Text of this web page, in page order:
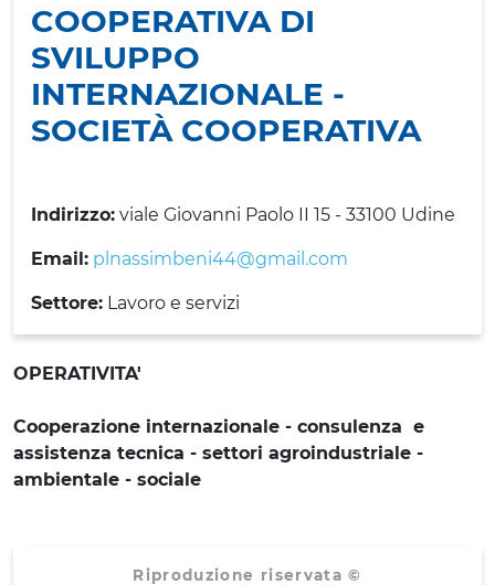
COOPERATIVA DI
SVILUPPO
INTERNAZIONALE -
SOCIETÀ COOPERATIVA
Indirizzo: viale Giovanni Paolo II 15 - 33100 Udine
Email: plnassimbeni44@gmail.com
Settore: Lavoro e servizi
OPERATIVITA'
Cooperazione internazionale - consulenza e
assistenza tecnica - settori agroindustriale -
ambientale - sociale
Riproduzione riservata ©